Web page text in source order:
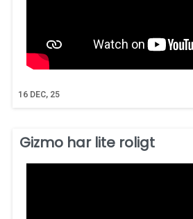
16 DEC, 25
Gizmo har lite roligt